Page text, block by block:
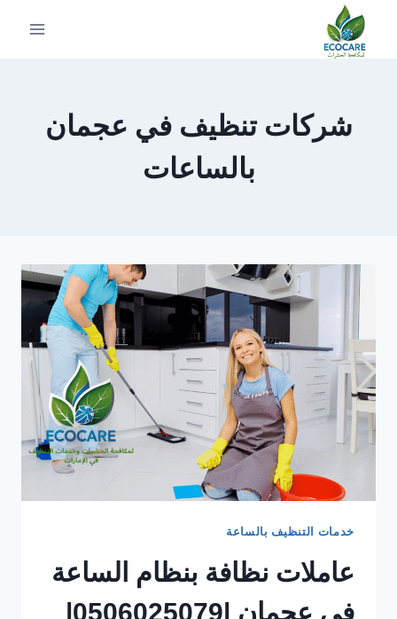
التجاوز
شركات تنظيف في عجمان
بالساعات
خدمات التنظيف بالساعة
عاملات نظافة بنظام الساعة